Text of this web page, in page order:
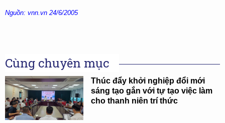
Nguồn: vnn.vn 24/6/2005
Cùng chuyên mục
Thúc đẩy khởi nghiệp đổi mới
sáng tạo gắn với tự tạo việc làm
cho thanh niên trí thức